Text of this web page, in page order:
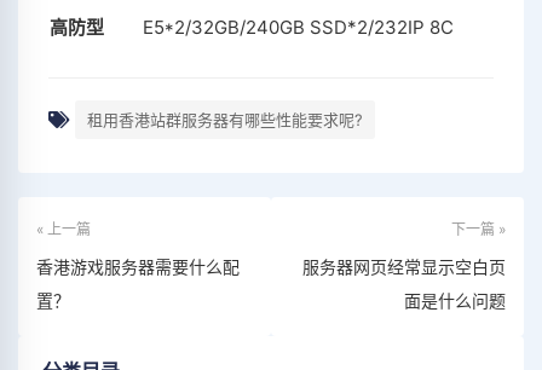
高防型 E5*2/32GB/240GB SSD*2/232IP 8C
租用香港站群服务器有哪些性能要求呢?
« 上一篇
香港游戏服务器需要什么配
置？
下一篇 »
服务器网页经常显示空白页
面是什么问题